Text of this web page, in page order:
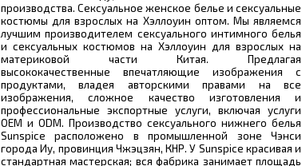
производства. Сексуальное женское белье и сексуальные
костюмы для взрослых на Хэллоуин оптом. Мы являемся
лучшим производителем сексуального интимного белья
и сексуальных костюмов на Хэллоуин для взрослых на
материковой части Китая. Предлагая
высококачественные впечатляющие изображения с
продуктами, владея авторскими правами на все
изображения, сложное качество изготовления и
профессиональные экспортные услуги, включая услуги
OEM и ODM. Производство сексуального нижнего белья
Sunspice расположено в промышленной зоне Чэнси
города Иу, провинция Чжэцзян, КНР. У Sunspice красивая и
стандартная мастерская; вся фабрика занимает площадь